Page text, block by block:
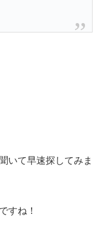
いて早速探してみま
すね！